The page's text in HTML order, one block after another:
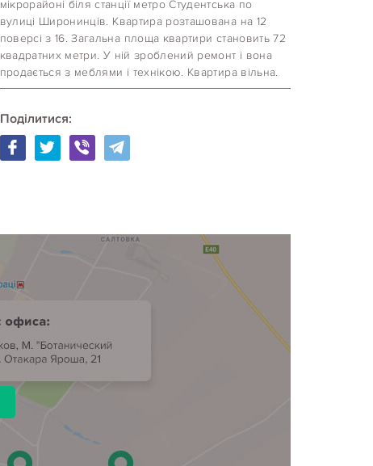
мікрорайоні біля станції метро Студентська по
вулиці Широнинців. Квартира розташована на 12
поверсі з 16. Загальна площа квартири становить 72
квадратних метри. У ній зроблений ремонт і вона
продається з меблями і технікою. Квартира вільна.
Поділитися: